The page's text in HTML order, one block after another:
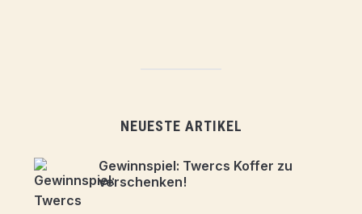
NEUESTE ARTIKEL
Gewinnspiel: Twercs Koffer zu
verschenken!